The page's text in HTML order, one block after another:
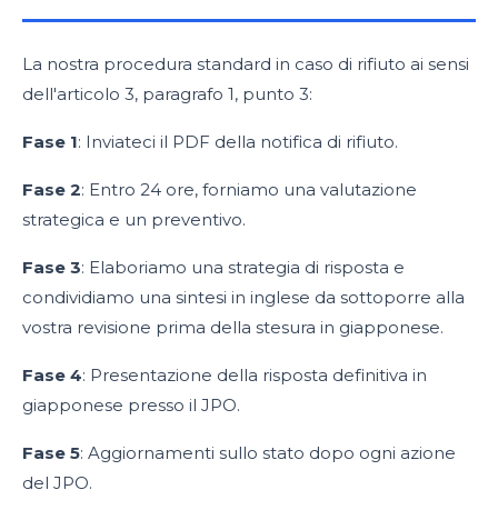
La nostra procedura standard in caso di rifiuto ai sensi
dell'articolo 3, paragrafo 1, punto 3:
Fase 1: Inviateci il PDF della notifica di rifiuto.
Fase 2: Entro 24 ore, forniamo una valutazione
strategica e un preventivo.
Fase 3: Elaboriamo una strategia di risposta e
condividiamo una sintesi in inglese da sottoporre alla
vostra revisione prima della stesura in giapponese.
Fase 4: Presentazione della risposta definitiva in
giapponese presso il JPO.
Fase 5: Aggiornamenti sullo stato dopo ogni azione
del JPO.